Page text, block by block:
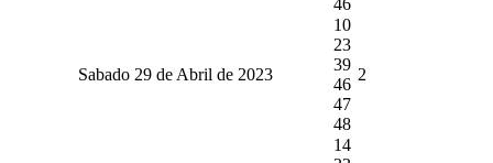
Sabado 29 de Abril de 2023
10
23
39
46
47
48
2
14